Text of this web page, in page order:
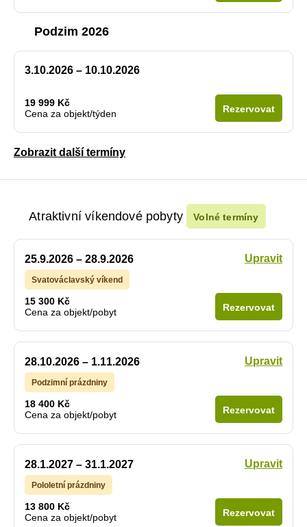
Podzim 2026
3.10.2026 – 10.10.2026
19 999 Kč
Cena za objekt/týden
Rezervovat
Zobrazit další termíny
Atraktivní víkendové pobyty Volné termíny
25.9.2026 – 28.9.2026 Upravit
Svatováclavský víkend
15 300 Kč
Cena za objekt/pobyt
Rezervovat
28.10.2026 – 1.11.2026 Upravit
Podzimní prázdniny
18 400 Kč
Cena za objekt/pobyt
Rezervovat
28.1.2027 – 31.1.2027 Upravit
Pololetní prázdniny
13 800 Kč
Cena za objekt/pobyt
Rezervovat